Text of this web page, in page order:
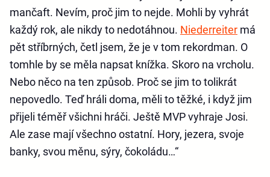
mančaft. Nevím, proč jim to nejde. Mohli by vyhrát
každý rok, ale nikdy to nedotáhnou. Niederreiter má
pět stříbrných, četl jsem, že je v tom rekordman. O
tomhle by se měla napsat knížka. Skoro na vrcholu.
Nebo něco na ten způsob. Proč se jim to tolikrát
nepovedlo. Teď hráli doma, měli to těžké, i když jim
přijeli téměř všichni hráči. Ještě MVP vyhraje Josi.
Ale zase mají všechno ostatní. Hory, jezera, svoje
banky, svou měnu, sýry, čokoládu…“